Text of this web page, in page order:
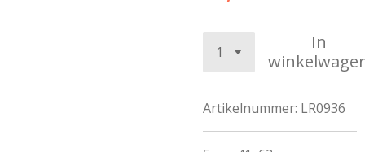
In
Artikelnummer: LR0936